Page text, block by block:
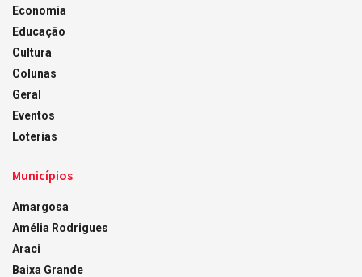
Economia
Educação
Cultura
Colunas
Geral
Eventos
Loterias
Municípios
Amargosa
Amélia Rodrigues
Araci
Baixa Grande